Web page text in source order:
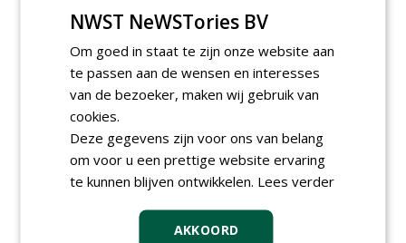
Meld je aan voor onze digitale
nieuwsbrief.
NWST NeWSTories BV
Om goed in staat te zijn onze website aan
te passen aan de wensen en interesses
van de bezoeker, maken wij gebruik van
cookies.
Deze gegevens zijn voor ons van belang
om voor u een prettige website ervaring
te kunnen blijven ontwikkelen. Lees verder
AKKOORD